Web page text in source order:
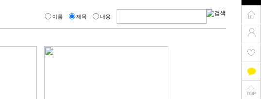
이름 제목 내용